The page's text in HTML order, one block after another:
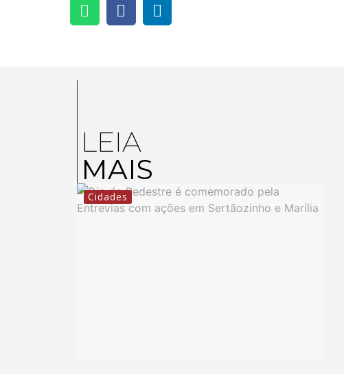
LEIA
MAIS
Cidades